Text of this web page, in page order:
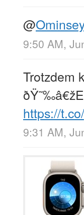
@
9:50 AM,
Trotzdem
https://
9:31 AM,